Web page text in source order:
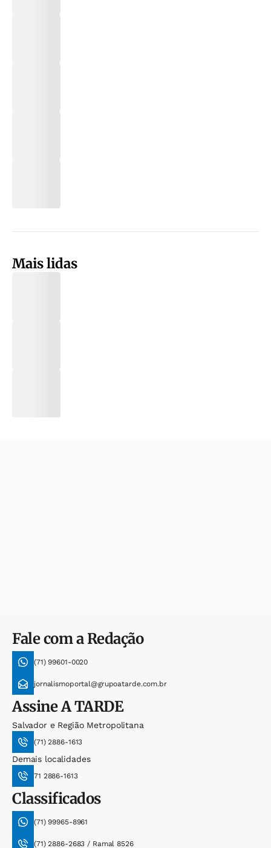
Mais lidas
Fale com a Redação
(71) 99601-0020
jornalismoportal@grupoatarde.com.br
AssineA TARDE
Salvador e Região Metropolitana
(71) 2886-1613
Demais localidades
71 2886-1613
Classificados
(71) 99965-8961
(71) 2886-2683 / Ramal 8526